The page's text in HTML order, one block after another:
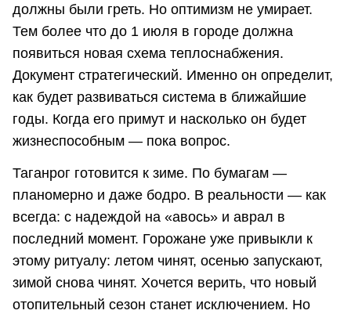
должны были греть. Но оптимизм не умирает.
Тем более что до 1 июля в городе должна
появиться новая схема теплоснабжения.
Документ стратегический. Именно он определит,
как будет развиваться система в ближайшие
годы. Когда его примут и насколько он будет
жизнеспособным — пока вопрос.
Таганрог готовится к зиме. По бумагам —
планомерно и даже бодро. В реальности — как
всегда: с надеждой на «авось» и аврал в
последний момент. Горожане уже привыкли к
этому ритуалу: летом чинят, осенью запускают,
зимой снова чинят. Хочется верить, что новый
отопительный сезон станет исключением. Но